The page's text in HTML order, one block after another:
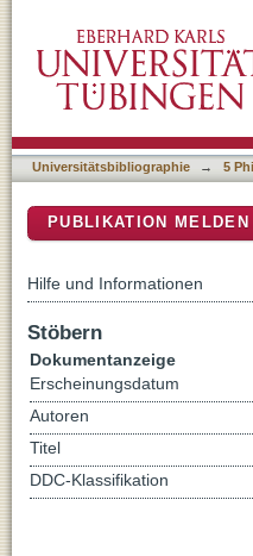
Universitätsbibliographie → 5
PUBLIKATION MELDEN
Hilfe und Informationen
Stöbern
Dokumentanzeige
Erscheinungsdatum
Autoren
Titel
DDC-Klassifikation